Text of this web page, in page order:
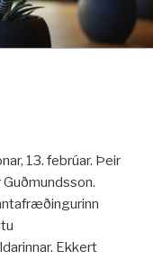
13. febrúar. Þeir
Ekkert